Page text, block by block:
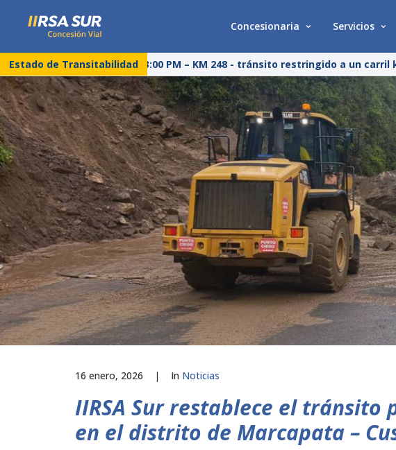
Concesionaria Servicios
Estado de Transitabilidad
25/07/26 – 03:00 PM – KM 248 - tránsito restringido a un carril
16 enero, 2026 | In Noticias
IIRSA Sur restablece el tránsito
en el distrito de Marcapata –